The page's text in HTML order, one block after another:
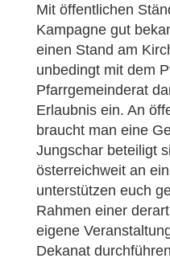
Mit öffentlichen
Kampagne gut
einen Stand am
unbedingt mit dem
Pfarrgemeinderat
Erlaubnis ein. An
braucht man eine
Jungschar beteiligt
österreichweit an
unterstützen euch
Rahmen einer
eigene
Dekanat